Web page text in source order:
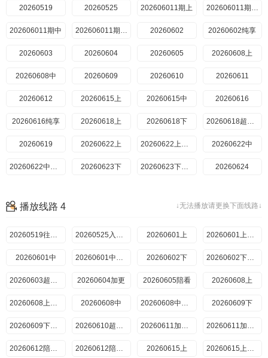
20260723加更下 20260724陪看 20260727上 20260727上纯享
20260728下 20260728下纯享 2026072810期上 2026072810期下
20260730加更上 20260730加更下 20260731陪看 20260803番外上
20260803上纯享 20260804番外下 20260806加更上 20260806加更下
20260626陪看 20260629上 20260629中 20260629上纯享
20260629中纯享 20260630下 20260630下纯享 20260701直播回放
20260706超前彩蛋 20260702加更上 20260702加更下 20260703陪看
20260706上 20260706上纯享 20260706中 20260706中纯享
20260707下 20260707下纯享 20260708超前彩蛋 20260709加更上
20260709加更下 20260710陪看 20260713上 20260713上纯享
20260713中 20260713中纯享 20260714下 20260714下纯享
20260715超前彩蛋 20260716加更上 20260716加更下 20260717陪看
20260721下
20260723加更下 20260724陪看 20260727上 20260727上纯享
20260728下 20260728下纯享 2026072810期上 2026072810期下
20260730加更上 20260730加更下 20260731陪看 20260803番外上
20260803上纯享 20260804番外下 20260806加更上 20260806加更下
20260519 20260525 202606011期上 202606011期上纯享
202606011期中 202606011期中纯享 20260602 20260602纯享
20260603 20260604 20260605 20260608上
20260608中 20260609 20260610 20260611
20260612 20260615上 20260615中 20260616
20260616纯享 20260618上 20260618下 20260618超前彩蛋
20260619 20260622上 20260622上纯享 20260622中
20260622中纯享 20260623下 20260623下纯享 20260624
20260629上纯享
202607025期加更上 202607025期加更下 202607035期陪看 20260706超前彩蛋
202607066期上 202607066期上纯享 202607066期中 202607066期中纯享
202607076期下 202607076期下纯享 20260708超前彩蛋 202607096期加更上
202607096期加更下 202607137期上 202607137期上纯享 202607137期中
202607137期中纯享 202607147期下 202607147期下纯享 20260715
20260716 20260717 202607208期上 202607208期上纯享
↓无法播放请更换下面线路↓
播放线路 4
20260519往期回顾 20260525入住前 20260601上 20260601上纯享
20260601中 20260601中纯享 20260602下 20260602下纯享
20260603超前彩蛋 20260604加更 20260605陪看 20260608上
20260608上纯享 20260608中 20260608中纯享 20260609下
20260609下纯享 20260610超前彩蛋 20260611加更上 20260611加更下
20260612陪看上 20260612陪看下 20260615上 20260615上纯享